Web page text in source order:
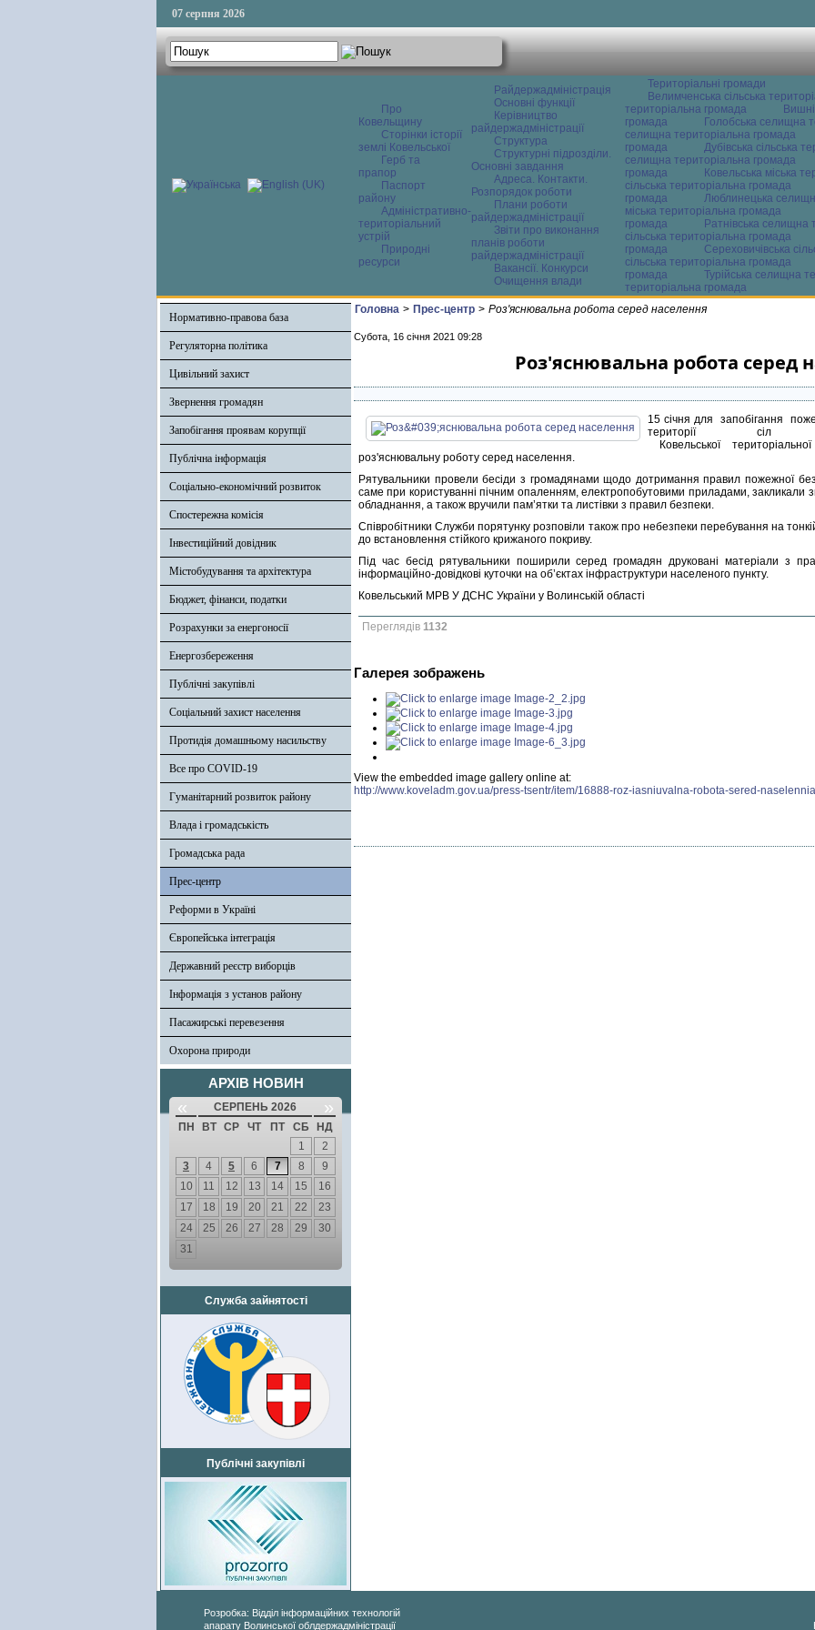
07 серпня 2026
Про
Ковельщину
Сторінки історії
землі Ковельської
Герб та
прапор
Паспорт
району
Адміністративно-
територіальний
устрій
Природні
ресурси
Райдержадміністрація
Основні функції
Керівництво
райдержадміністрації
Структура
Структурні підрозділи.
Основні завдання
Адреса. Контакти.
Розпорядок роботи
Плани роботи
райдержадміністрації
Звіти про виконання
планів роботи
райдержадміністрації
Вакансії. Конкурси
Очищення влади
Територіальні громади
Велимченська сільська
територіальна громада
громада
Голобська селищна
селищна територіальна громада
громада
Дубівська сільська
селищна територіальна громада
громада
Ковельська міська
сільська територіальна громада
громада
Люблинецька
міська територіальна громада
громада
Ратнівська селищна
сільська територіальна громада
громада
Сереховичівська
сільська територіальна громада
громада
Турійська селищна
територіальна громада
Нормативно-правова база
Регуляторна політика
Цивільний захист
Звернення громадян
Запобігання проявам корупції
Публічна інформація
Соціально-економічний розвиток
Спостережна комісія
Інвестиційний довідник
Містобудування та архітектура
Бюджет, фінанси, податки
Розрахунки за енергоносії
Енергозбереження
Публічні закупівлі
Соціальний захист населення
Протидія домашньому насильству
Все про COVID-19
Гуманітарний розвиток району
Влада і громадськість
Громадська рада
Прес-центр
Реформи в Україні
Європейська інтеграція
Державний реєстр виборців
Інформація з установ району
Пасажирські перевезення
Охорона природи
АРХІВ НОВИН
« СЕРПЕНЬ 2026 »
ПН ВТ СР ЧТ ПТ СБ
НД
1
2
3
4 5 6 7 8
9
10
11 12 13 14 15
16
17
18 19 20 21 22
23
24
25 26 27 28 29
30
31
Служба зайнятості
Публічні закупівлі
Головна > Прес-центр > Роз'яснювальна робота серед населення
Субота, 16 січня 2021 09:28
Роз'яснювальна робота серед
15 січня для запобігання
території сіл
Ковельської
роз'яснювальну роботу серед населення.
Рятувальники провели бесіди з громадянами щодо дотримання правил пожежної
саме при користуванні пічним опаленням, електропобутовими приладами, закликали
обладнання, а також вручили пам’ятки та листівки з правил безпеки.
Співробітники Служби порятунку розповіли також про небезпеки перебування на
до встановлення стійкого крижаного покриву.
Під час бесід рятувальники поширили серед громадян друковані матеріали з
інформаційно-довідкові куточки на об’єктах інфраструктури населеного пункту.
Ковельський МРВ У ДСНС України у Волинській області
Переглядів 1132
Галерея зображень
View the embedded image gallery online at:
http://www.koveladm.gov.ua/press-tsentr/item/16888-roz-iasniuvalna-robota-sered-
Розробка: Відділ інформаційних технологій
апарату Волинської облдержадміністрації